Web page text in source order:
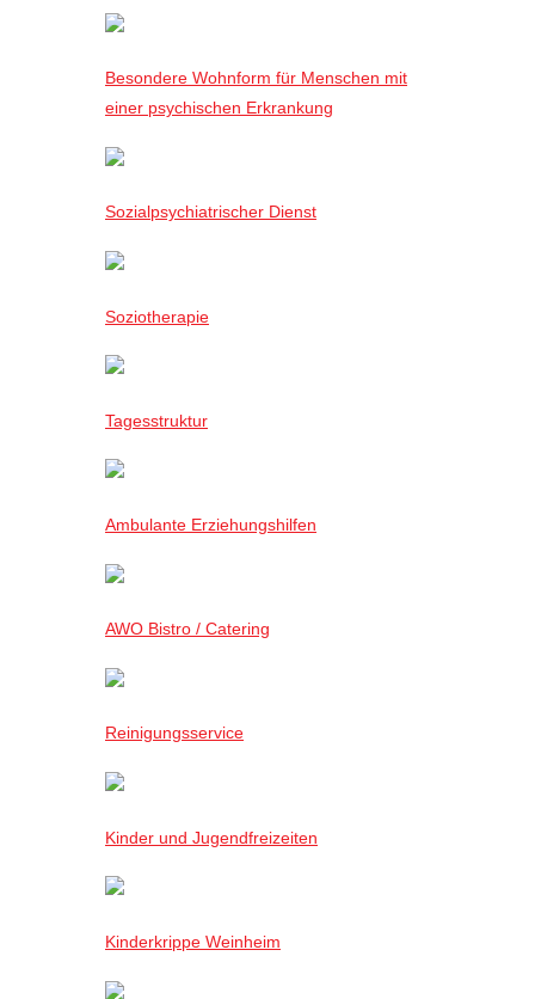
Besondere Wohnform für Menschen mit
einer psychischen Erkrankung
Sozialpsychiatrischer Dienst
Soziotherapie
Tagesstruktur
Ambulante Erziehungshilfen
AWO Bistro / Catering
Reinigungsservice
Kinder und Jugendfreizeiten
Kinderkrippe Weinheim